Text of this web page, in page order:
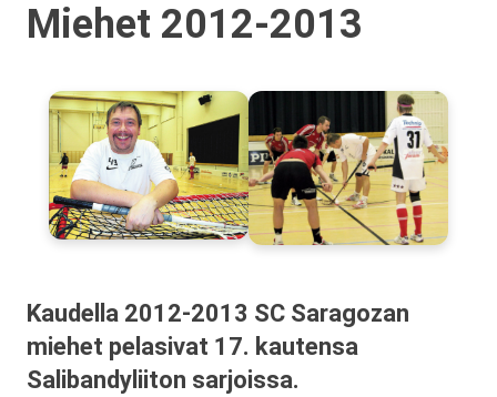
Miehet 2012-2013
Kaudella 2012-2013 SC Saragozan
miehet pelasivat 17. kautensa
Salibandyliiton sarjoissa.